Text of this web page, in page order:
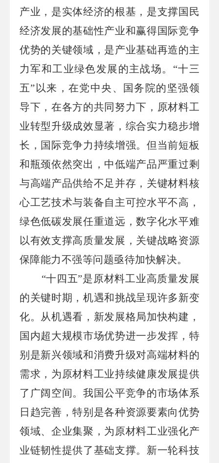
产业，是实体经济的根基，是支撑国民
经济发展的基础性产业和赢得国际竞争
优势的关键领域，是产业基础再造的主
力军和工业绿色发展的主战场。 “十三
五”以来，在党中央、国务院的坚强领
导下，在各方的共同努力下，原材料工
业转型升级成效显著，综合实力稳步增
长，国际竞争力持续增强。但当前短板
和瓶颈依然突出，中低端产品严重过剩
与高端产品供给不足并存，关键材料核
心工艺技术与装备自主可控水平不高，
绿色低碳发展任重道远，数字化水平难
以有效支撑高质量发展，关键战略资源
保障能力不强等问题亟待加快解决。
“十四五”是原材料工业高质量发展
的关键时期，机遇和挑战呈现许多新变
化。从机遇看，新发展格局加快构建，
国内超大规模市场优势进一步发挥，特
别是新兴领域和消费升级对高端材料的
需求，为原材料工业持续健康发展提供
了广阔空间。我国公平竞争的市场体系
日趋完善，特别是各种资源要素向优势
领域、企业集聚，为原材料工业强化产
业链韧性提供了基础支撑。新一轮科技